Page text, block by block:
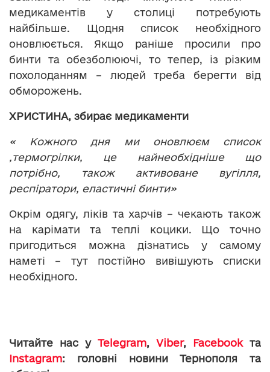
медикаментів у столиці потребують
найбільше. Щодня список необхідного
оновлюється. Якщо раніше просили про
бинти та обезболюючі, то тепер, із різким
похолоданням – людей треба берегти від
обморожень.
ХРИСТИНА, збирає медикаменти
« Кожного дня ми оновлюєм список
,термогрілки, це найнеобхідніше що
потрібно, також активоване вугілля,
респіратори, еластичні бинти»
Окрім одягу, ліків та харчів – чекають також
на карімати та теплі коцики. Що точно
пригодиться можна дізнатись у самому
наметі – тут постійно вивішують списки
необхідного.
Читайте нас у Telegram, Viber, Facebookта
Instagram: головні новини Тернополя та